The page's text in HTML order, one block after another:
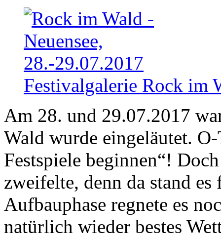
Festivalgalerie Rock im
Am 28. und 29.07.2017
Wald wurde eingeläutet.
Festspiele beginnen“!
zweifelte, denn da stand
Aufbauphase regnete es
natürlich wieder bestes